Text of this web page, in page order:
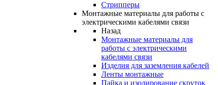
Стрипперы
Монтажные материалы для работы с
электрическими кабелями связи
Назад
Монтажные материалы для
работы с электрическими
кабелями связи
Изделия для заземления кабелей
Ленты монтажные
Пайка и изолирование скруток